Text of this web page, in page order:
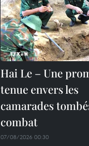
Hai Le – Une
tenue envers les
camarades
combat
07/08/2026 00:30